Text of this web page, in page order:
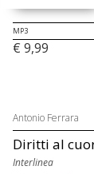
MP3
€ 9,99
Antonio Ferrara
Diritti al
Interlinea